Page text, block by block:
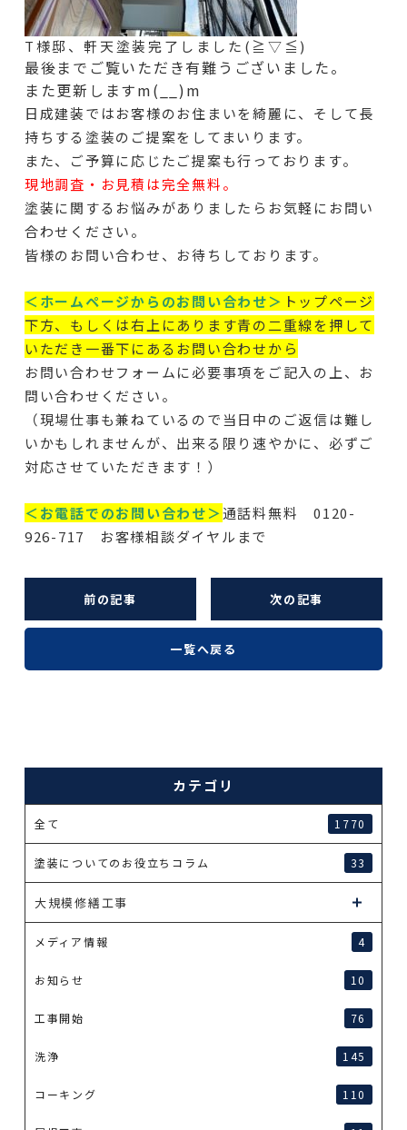
T様邸、軒天塗装完了しました(≧▽≦)
最後までご覧いただき有難うございました。
また更新しますm(__)m
日成建装ではお客様のお住まいを綺麗に、そして長
持ちする塗装のご提案をしてまいります。
また、ご予算に応じたご提案も行っております。
現地調査・お見積は完全無料。
塗装に関するお悩みがありましたらお気軽にお問い
合わせください。
皆様のお問い合わせ、お待ちしております。
＜ホームページからのお問い合わせ＞ トップページ
下方、もしくは右上にあります青の二重線を押して
いただき一番下にあるお問い合わせから
お問い合わせフォームに必要事項をご記入の上、お
問い合わせください。
（現場仕事も兼ねているので当日中のご返信は難し
いかもしれませんが、出来る限り速やかに、必ずご
対応させていただきます！）
＜お電話でのお問い合わせ＞通話料無料 0120-
926-717 お客様相談ダイヤルまで
前の記事 次の記事
一覧へ戻る
カテゴリ
全て 1770
塗装についてのお役立ちコラム 33
大規模修繕工事
メディア情報 4
お知らせ 10
工事開始 76
洗浄 145
コーキング 110